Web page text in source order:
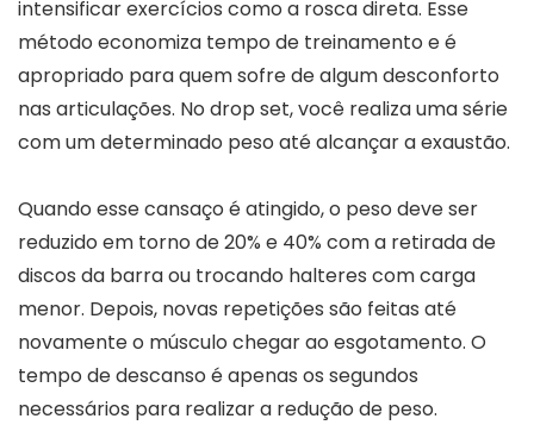
intensificar exercícios como a rosca direta. Esse
método economiza tempo de treinamento e é
apropriado para quem sofre de algum desconforto
nas articulações. No drop set, você realiza uma série
com um determinado peso até alcançar a exaustão.
Quando esse cansaço é atingido, o peso deve ser
reduzido em torno de 20% e 40% com a retirada de
discos da barra ou trocando halteres com carga
menor. Depois, novas repetições são feitas até
novamente o músculo chegar ao esgotamento. O
tempo de descanso é apenas os segundos
necessários para realizar a redução de peso.